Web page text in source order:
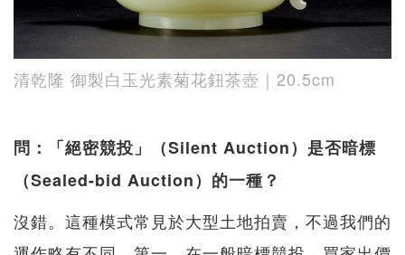
清乾隆 御製白玉光素菊花鈕茶壺｜20.5cm
問：「絕密競投」（Silent Auction）是否暗標
（Sealed-bid Auction）的一種？
沒錯。這種模式常見於大型土地拍賣，不過我們的